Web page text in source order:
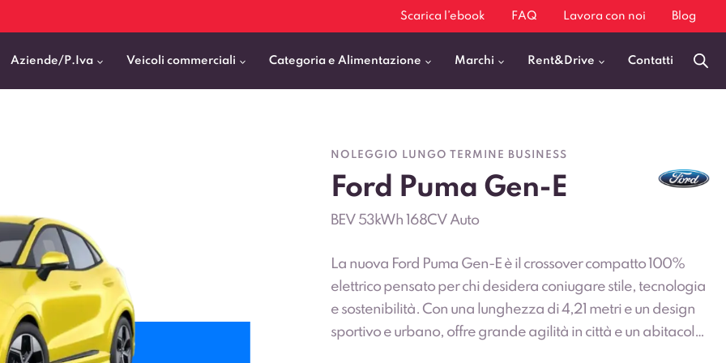
Scarica l’ebook FAQ Lavora con noi Blog
Aziende/P.Iva Veicoli commerciali
Allestiti
Persone
zero
VEDI TUTTI
Categoria e Alimentazione
Elettrica
Marchi
Audi
Mercedes-Benz
Kia
VEDI TUTTI
Fiat Professional
Mercedes Benz Vans
Renault Professional
VEDI TUTTI
Audi Q3
Jeep Avenger
VEDI TUTTI
Rent&Drive Contatti
NOLEGGIO LUNGO TERMINE BUSINESS
Ford Puma Gen-E
BEV 53kWh 168CV Auto
La nuova Ford Puma Gen-E è il crossover compatto 100%
elettrico pensato per chi desidera coniugare stile, tecnologia
e sostenibilità. Con una lunghezza di 4,21 metri e un design
sportivo e urbano, offre grande agilità in città e un abitacolo